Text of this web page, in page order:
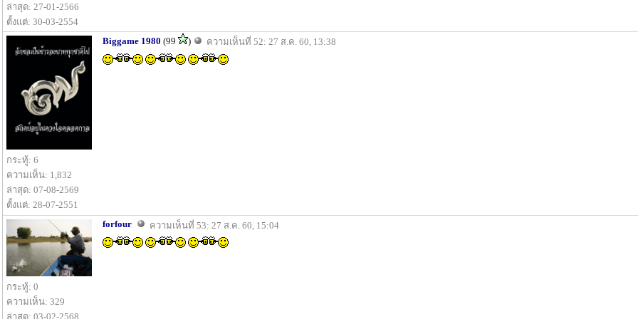
ล่าสุด: 27-01-2566
ตั้งแต่: 30-03-2554
กระทู้: 6
ความเห็น: 1,832
ล่าสุด: 07-08-2569
ตั้งแต่: 28-07-2551
Biggame 1980 (99 ) ความเห็นที่ 52: 27 ส.ค. 60, 13:38
กระทู้: 0
ความเห็น: 329
ล่าสุด: 03-02-2568
forfour ความเห็นที่ 53: 27 ส.ค. 60, 15:04